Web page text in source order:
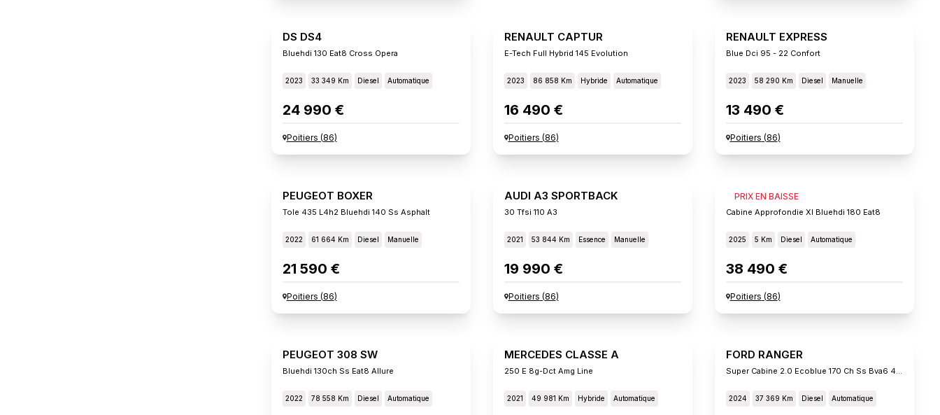
DS DS4
Bluehdi 130 Eat8 Cross Opera
2023 33 349 Km Diesel Automatique
24 990 €
Poitiers (86)
RENAULT CAPTUR
E-Tech Full Hybrid 145 Evolution
2023 86 858 Km Hybride Automatique
16 490 €
Poitiers (86)
RENAULT EXPRESS
Blue Dci 95 - 22 Confort
2023 58 290 Km Diesel Manuelle
13 490 €
Poitiers (86)
PEUGEOT BOXER
Tole 435 L4h2 Bluehdi 140 Ss Asphalt
2022 61 664 Km Diesel Manuelle
21 590 €
Poitiers (86)
AUDI A3 SPORTBACK
30 Tfsi 110 A3
2021 53 844 Km Essence Manuelle
19 990 €
Poitiers (86)
PRIX EN BAISSE
FIAT SCUDO
Cabine Approfondie Xl Bluehdi 180 Eat8
2025 5 Km Diesel Automatique
38 490 €
Poitiers (86)
PEUGEOT 308 SW
Bluehdi 130ch Ss Eat8 Allure
2022 78 558 Km Diesel Automatique
MERCEDES CLASSE A
250 E 8g-Dct Amg Line
2021 49 981 Km Hybride Automatique
FORD RANGER
2024 37 369 Km Diesel Automatique